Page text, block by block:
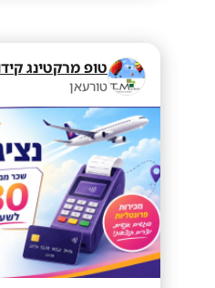
טורעאן